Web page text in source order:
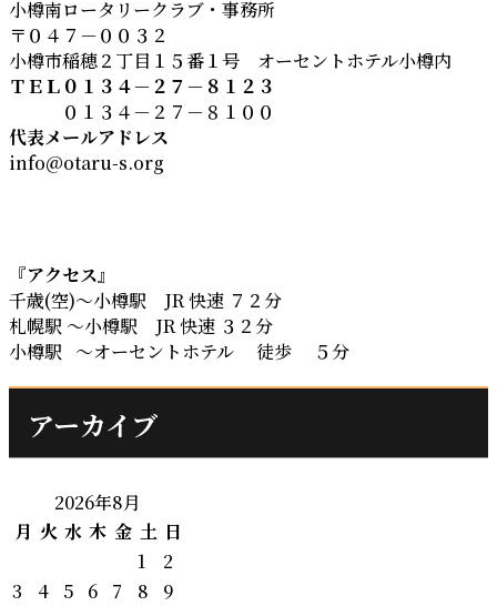
小樽南ロータリークラブ・事務所
〒０４７－００３２
小樽市稲穂２丁目１５番１号 オーセントホテル小樽内
ＴＥＬ０１３４－２７－８１２３
０１３４－２７－８１００
代表メールアドレス
info@otaru-s.org
『アクセス』
千歳(空)～小樽駅 JR 快速 ７２分
札幌駅 ～小樽駅 JR 快速 ３２分
小樽駅 ～オーセントホテル 徒歩 ５分
アーカイブ
2026年8月
月 火 水 木 金 土 日
1
2
3
4 5 6 7 8
9